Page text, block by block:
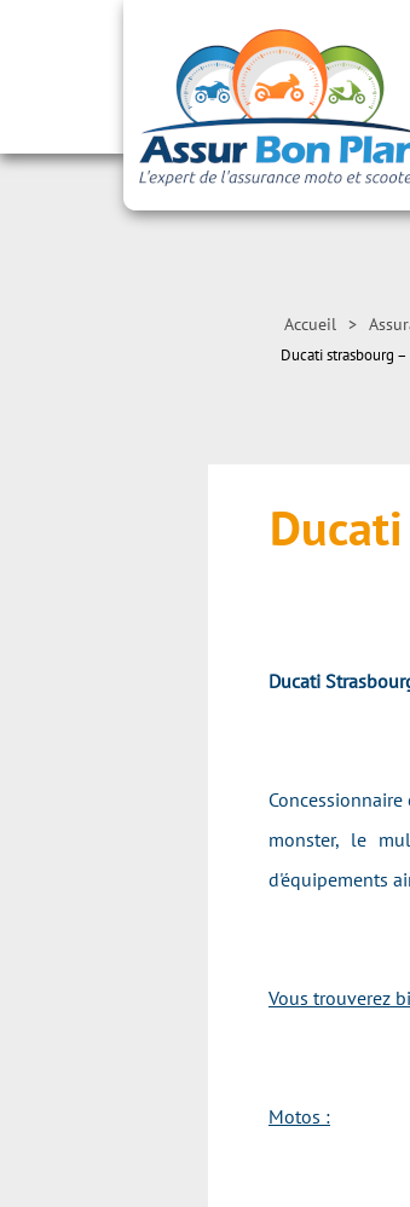
Accueil >
Ducati strasbourg
Ducati
monster, le
d'équipements
Vous trouverez
Motos :